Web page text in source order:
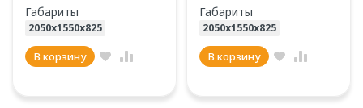
Габариты
2050х1550х825
В корзину
Габариты
2050х1550х825
В корзину